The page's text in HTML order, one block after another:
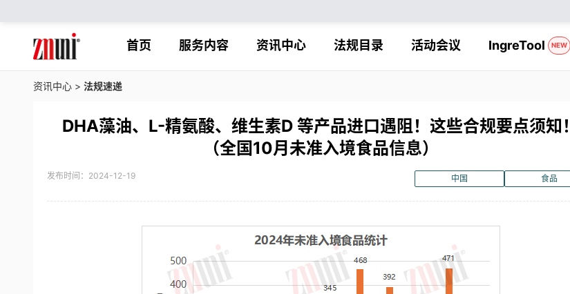
首页 服务内容 资讯中心 法规目录 活动会议 IngreTool NEW
资讯中心 > 法规速递
DHA藻油、L-精氨酸、维生素D 等产品进口遇阻！这些合规要点须知！
（全国10月未准入境食品信息）
发布时间：2024-12-19 中国 食品